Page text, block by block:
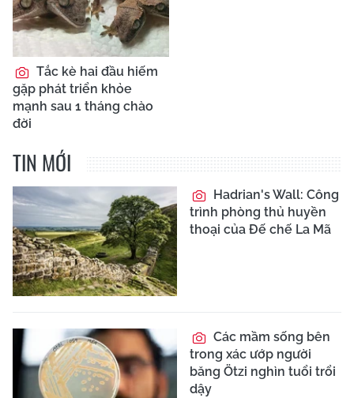
Tắc kè hai đầu hiếm
gặp phát triển khỏe
mạnh sau 1 tháng chào
đời
TIN MỚI
Hadrian's Wall: Công
trình phòng thủ huyền
thoại của Đế chế La Mã
Các mầm sống bên
trong xác ướp người
băng Ötzi nghìn tuổi trổi
dậy